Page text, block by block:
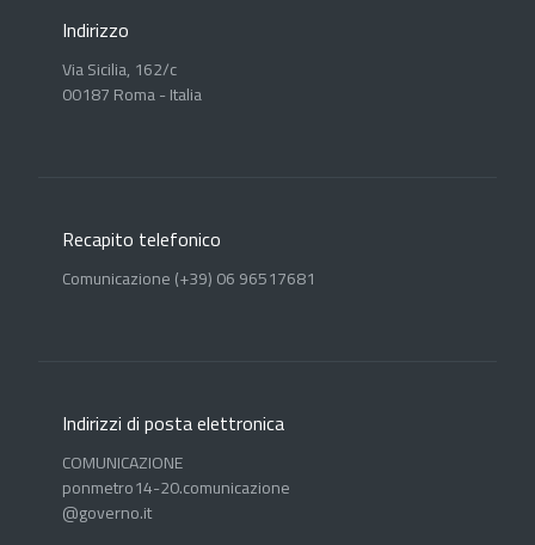
Indirizzo
Via Sicilia, 162/c
00187 Roma - Italia
Recapito telefonico
Comunicazione (+39) 06 96517681
Indirizzi di posta elettronica
COMUNICAZIONE
ponmetro14-20.comunicazione
@governo.it